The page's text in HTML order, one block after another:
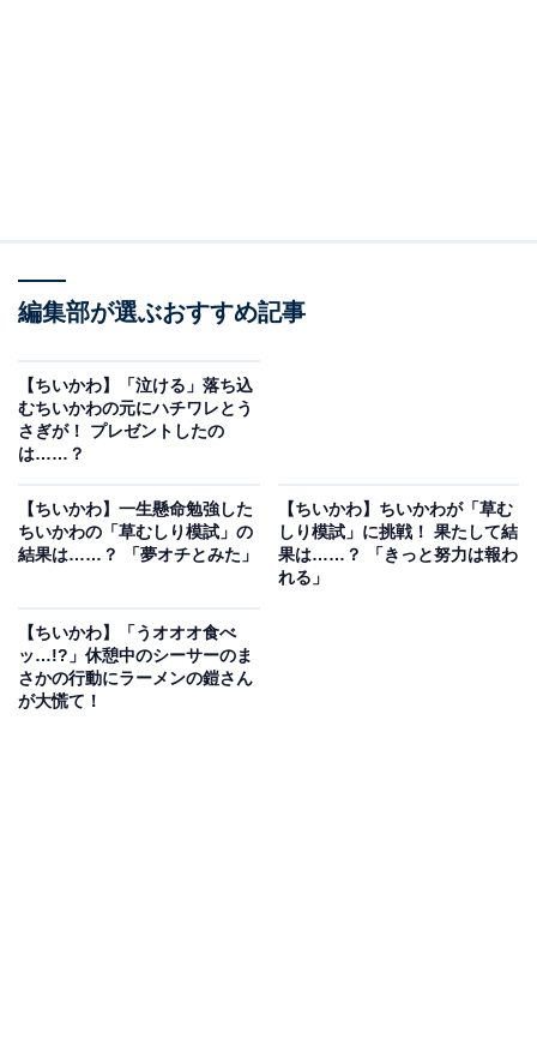
しの習慣が身についたのかな？」「長いえんぴつを買っ
て試験に挑んでね！応援しているよ！」「こんなに頑張
してもミサンガ付けてる腕可愛いすぎんか」などの声が
寄せられています。
編集部が選ぶおすすめ記事
【ちいかわ】「泣ける」落ち込
むちいかわの元にハチワレとう
さぎが！ プレゼントしたの
は……？
【ちいかわ】一生懸命勉強した
ちいかわの「草むしり模試」の
結果は……？ 「夢オチとみた」
【ちいかわ】ちいかわが「草む
しり模試」に挑戦！ 果たして結
果は……？ 「きっと努力は報わ
れる」
【ちいかわ】「うオオオ食べ
ッ…!?」休憩中のシーサーのま
さかの行動にラーメンの鎧さん
が大慌て！